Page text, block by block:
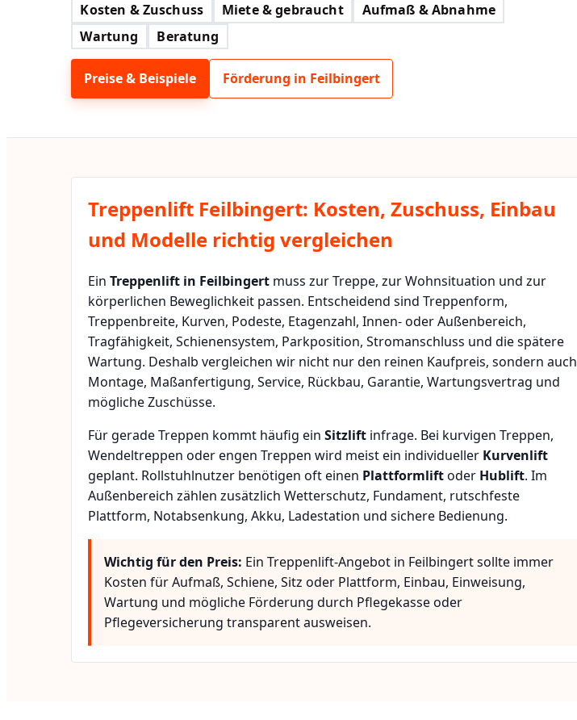
Kosten & Zuschuss
Miete & gebraucht
Aufmaß & Abnahme
Wartung
Beratung
Preise & Beispiele Förderung in Feilbingert
Treppenlift Feilbingert: Kosten, Zuschuss, Einbau
und Modelle richtig vergleichen
Ein Treppenlift in Feilbingert muss zur Treppe, zur Wohnsituation und zur
körperlichen Beweglichkeit passen. Entscheidend sind Treppenform,
Treppenbreite, Kurven, Podeste, Etagenzahl, Innen- oder Außenbereich,
Tragfähigkeit, Schienensystem, Parkposition, Stromanschluss und die spätere
Wartung. Deshalb vergleichen wir nicht nur den reinen Kaufpreis, sondern auch
Montage, Maßanfertigung, Service, Rückbau, Garantie, Wartungsvertrag und
mögliche Zuschüsse.
Für gerade Treppen kommt häufig ein Sitzlift infrage. Bei kurvigen Treppen,
Wendeltreppen oder engen Treppen wird meist ein individueller Kurvenlift
geplant. Rollstuhlnutzer benötigen oft einen Plattformliftoder Hublift. Im
Außenbereich zählen zusätzlich Wetterschutz, Fundament, rutschfeste
Plattform, Notabsenkung, Akku, Ladestation und sichere Bedienung.
Wichtig für den Preis: Ein Treppenlift-Angebot in Feilbingert sollte immer
Kosten für Aufmaß, Schiene, Sitz oder Plattform, Einbau, Einweisung,
Wartung und mögliche Förderung durch Pflegekasse oder
Pflegeversicherung transparent ausweisen.